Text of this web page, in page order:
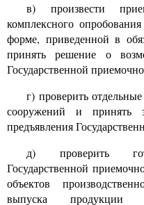
в) произвести
комплексного
форме, приведенной в
принять решение о
Государственной
г) проверить
сооружений и принять
предъявления
д) проверить
Государственной
объектов
выпуска